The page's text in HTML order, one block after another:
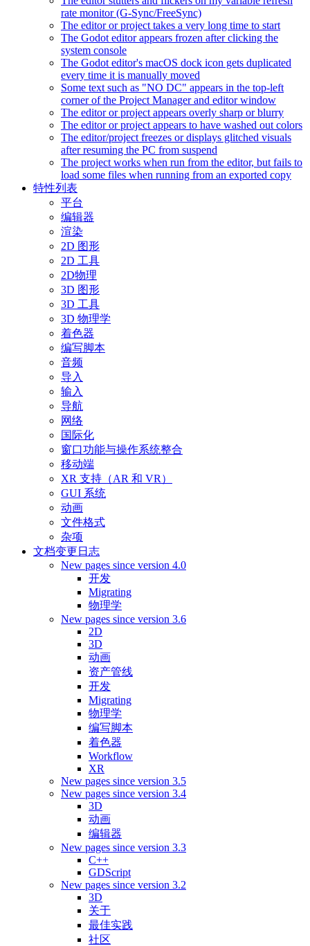
rate monitor (G-Sync/FreeSync)
The editor or project takes a very long time to start
The Godot editor appears frozen after clicking the
system console
The Godot editor's macOS dock icon gets duplicated
every time it is manually moved
Some text such as "NO DC" appears in the top-left
corner of the Project Manager and editor window
The editor or project appears overly sharp or blurry
The editor or project appears to have washed out colors
The editor/project freezes or displays glitched visuals
after resuming the PC from suspend
The project works when run from the editor, but fails to
load some files when running from an exported copy
特性列表
平台
编辑器
渲染
2D 图形
2D 工具
2D物理
3D 图形
3D 工具
3D 物理学
着色器
编写脚本
音频
导入
输入
导航
网络
国际化
窗口功能与操作系统整合
移动端
XR 支持（AR 和 VR）
GUI 系统
动画
文件格式
杂项
文档变更日志
New pages since version 4.0
开发
Migrating
物理学
New pages since version 3.6
2D
3D
动画
资产管线
开发
Migrating
物理学
编写脚本
着色器
Workflow
XR
New pages since version 3.5
New pages since version 3.4
3D
动画
编辑器
New pages since version 3.3
C++
GDScript
New pages since version 3.2
3D
关于
最佳实践
社区